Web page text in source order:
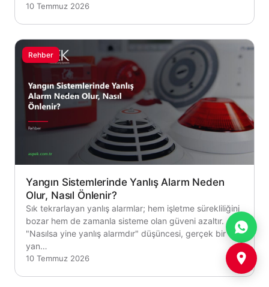
10 Temmuz 2026
Rehber
Yangın Sistemlerinde Yanlış Alarm Neden
Olur, Nasıl Önlenir?
Sık tekrarlayan yanlış alarmlar; hem işletme sürekliliğini
bozar hem de zamanla sisteme olan güveni azaltır.
"Nasılsa yine yanlış alarmdır" düşüncesi, gerçek bir
yan…
10 Temmuz 2026